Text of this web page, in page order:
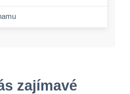
zajímavé